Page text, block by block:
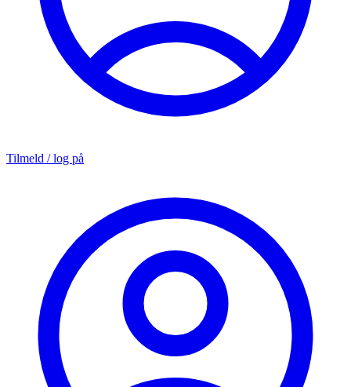
Tilmeld / log på